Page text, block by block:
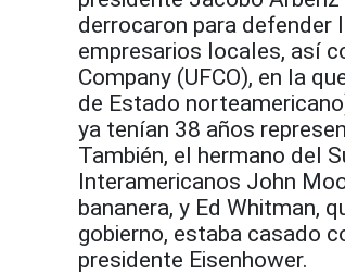
derrocaron para defender
empresarios locales, así
Company (UFCO), en la
de Estado
ya tenían 38 años
También, el hermano del
Interamericanos John
bananera, y Ed Whitman,
gobierno, estaba casado
presidente Eisenhower.